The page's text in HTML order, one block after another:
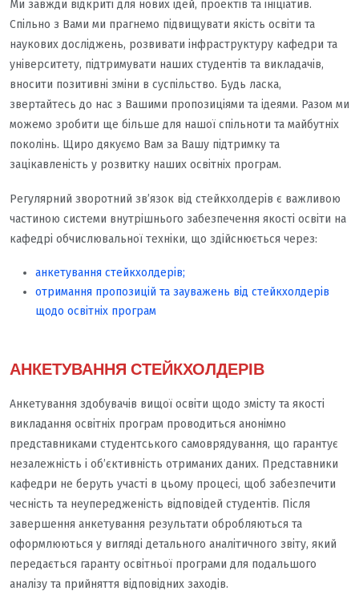
Ми завжди відкриті для нових ідей, проектів та ініціатив.
Спільно з Вами ми прагнемо підвищувати якість освіти та
наукових досліджень, розвивати інфраструктуру кафедри та
університету, підтримувати наших студентів та викладачів,
вносити позитивні зміни в суспільство. Будь ласка,
звертайтесь до нас з Вашими пропозиціями та ідеями. Разом ми
можемо зробити ще більше для нашої спільноти та майбутніх
поколінь. Щиро дякуємо Вам за Вашу підтримку та
зацікавленість у розвитку наших освітніх програм.
Регулярний зворотний зв’язок від стейкхолдерів є важливою
частиною системи внутрішнього забезпечення якості освіти на
кафедрі обчислювальної техніки, що здійснюється через:
анкетування стейкхолдерів;
отримання пропозицій та зауважень від стейкхолдерів
щодо освітніх програм
АНКЕТУВАННЯ СТЕЙКХОЛДЕРІВ
Анкетування здобувачів вищої освіти щодо змісту та якості
викладання освітніх програм проводиться анонімно
представниками студентського самоврядування, що гарантує
незалежність і об’єктивність отриманих даних. Представники
кафедри не беруть участі в цьому процесі, щоб забезпечити
чесність та неупередженість відповідей студентів. Після
завершення анкетування результати обробляються та
оформлюються у вигляді детального аналітичного звіту, який
передається гаранту освітньої програми для подальшого
аналізу та прийняття відповідних заходів.